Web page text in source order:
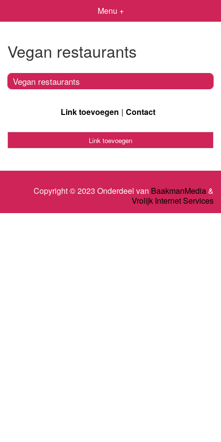
Menu +
Vegan restaurants
Vegan restaurants
Link toevoegen Contact
Link toevoegen
Copyright © 2023 Onderdeel van BaakmanMedia&
Vrolijk Internet Services